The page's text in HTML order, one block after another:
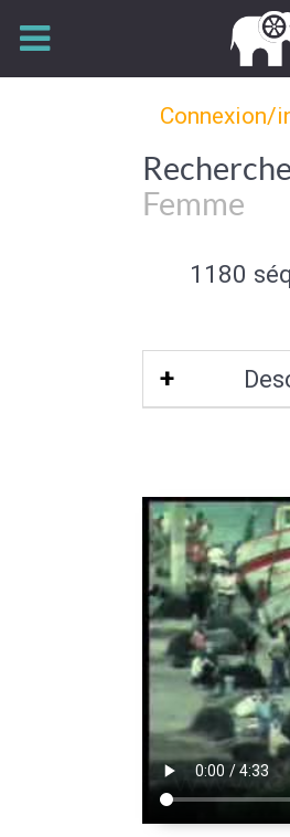
Connexion/
Femme
1180